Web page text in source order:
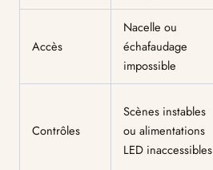
Accès
Nacelle ou
échafaudage
impossible
Contrôles
Scènes instables
ou alimentations
LED inaccessibles